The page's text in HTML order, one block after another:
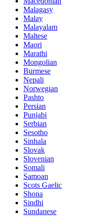
Malagasy
Malay
Malayalam
Maltese
Maori
Marathi
Mongolian
Burmese
Nepali
Norwegian
Pashto
Persian
Punjabi
Serbian
Sesotho
Sinhala
Slovak
Slovenian
Somali
Samoan
Scots Gaelic
Shona
Sindhi
Sundanese